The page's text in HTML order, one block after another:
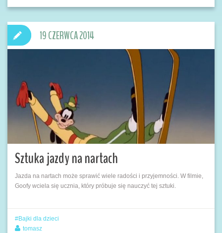
Sztuka jazdy na nartach
Jazda na nartach może sprawić wiele radości i przyjemności. W filmie,
Goofy wciela się ucznia, który próbuje się nauczyć tej sztuki.
19 CZERWCA 2014
Bajki dla dzieci
tomasz